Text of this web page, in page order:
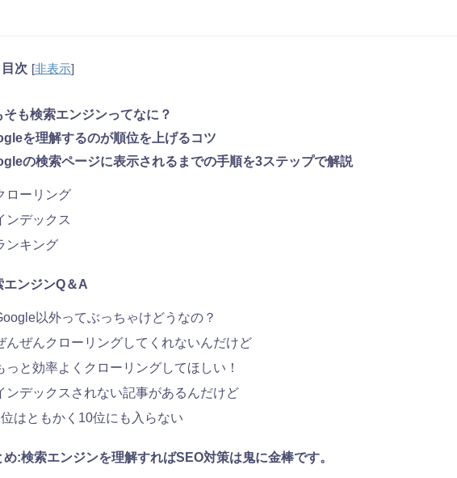
目次 [非表示]
そも検索エンジンってなに？
を理解するのが順位を上げるコツ
の検索ページに表示されるまでの手順を3ステップで解説
ローリング
ンデックス
ンキング
エンジンQ＆A
以外ってぶっちゃけどうなの？
んぜんクローリングしてくれないんだけど
っと効率よくクローリングしてほしい！
ンデックスされない記事があるんだけど
はともかく10位にも入らない
め:検索エンジンを理解すればSEO対策は鬼に金棒です。